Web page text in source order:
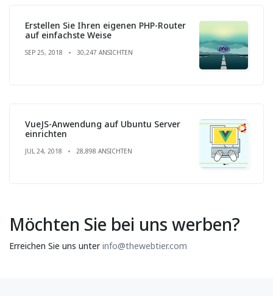
Erstellen Sie Ihren eigenen PHP-Router
auf einfachste Weise
SEP 25, 2018 30,247 ANSICHTEN
VueJS-Anwendung auf Ubuntu Server
einrichten
JUL 24, 2018 28,898 ANSICHTEN
Möchten Sie bei uns werben?
Erreichen Sie uns unterinfo@thewebtier.com